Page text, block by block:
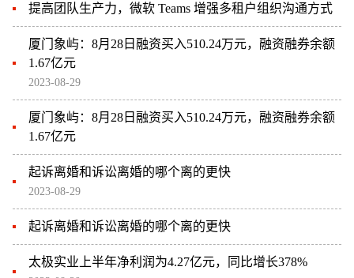
提高团队生产力，微软 Teams 增强多租户组织沟通方式
厦门象屿：8月28日融资买入510.24万元，融资融券余额
1.67亿元
2023-08-29
厦门象屿：8月28日融资买入510.24万元，融资融券余额
1.67亿元
起诉离婚和诉讼离婚的哪个离的更快
2023-08-29
起诉离婚和诉讼离婚的哪个离的更快
太极实业上半年净利润为4.27亿元，同比增长378%